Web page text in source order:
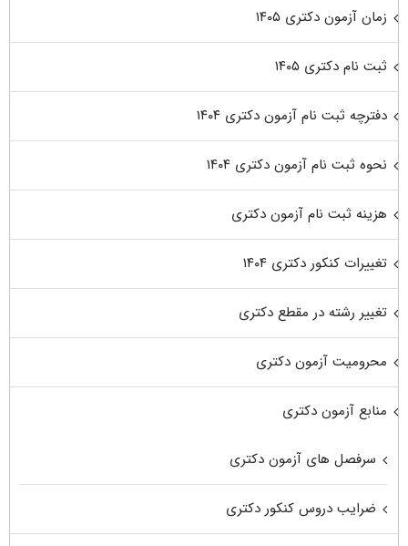
زمان آزمون دکتری ۱۴۰۵
ثبت نام دکتری ۱۴۰۵
دفترچه ثبت نام آزمون دکتری ۱۴۰۴
نحوه ثبت نام آزمون دکتری ۱۴۰۴
هزینه ثبت نام آزمون دکتری
تغییرات کنکور دکتری ۱۴۰۴
تغییر رشته در مقطع دکتری
محرومیت آزمون دکتری
منابع آزمون دکتری
سرفصل های آزمون دکتری
ضرایب دروس کنکور دکتری